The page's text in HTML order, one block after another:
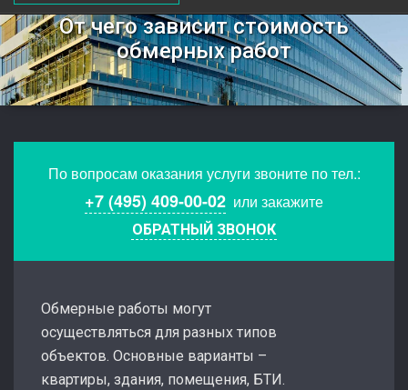
От чего зависит стоимость
обмерных работ
По вопросам оказания услуги звоните по тел.:
+7 (495) 409-00-02 или закажите
ОБРАТНЫЙ ЗВОНОК
Обмерные работы могут
осуществляться для разных типов
объектов. Основные варианты –
квартиры, здания, помещения, БТИ.